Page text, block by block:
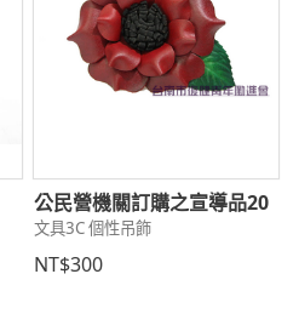
公民營機關訂購之宣導品20
文具3C 個性吊飾
NT$300